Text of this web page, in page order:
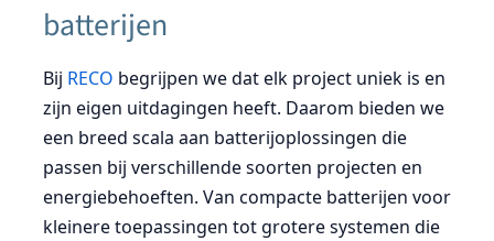
batterijen
Bij RECO begrijpen we dat elk project uniek is en
zijn eigen uitdagingen heeft. Daarom bieden we
een breed scala aan batterijoplossingen die
passen bij verschillende soorten projecten en
energiebehoeften. Van compacte batterijen voor
kleinere toepassingen tot grotere systemen die